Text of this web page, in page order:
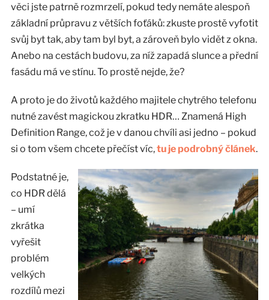
věci jste patrně rozmrzelí, pokud tedy nemáte alespoň
základní průpravu z větších foťáků: zkuste prostě vyfotit
svůj byt tak, aby tam byl byt, a zároveň bylo vidět z okna.
Anebo na cestách budovu, za níž zapadá slunce a přední
fasádu má ve stínu. To prostě nejde, že?
A proto je do životů každého majitele chytrého telefonu
nutné zavést magickou zkratku HDR… Znamená High
Definition Range, což je v danou chvíli asi jedno – pokud
si o tom všem chcete přečíst víc,tu je podrobný článek.
Podstatné je,
co HDR dělá
– umí
zkrátka
vyřešit
problém
velkých
rozdílů mezi